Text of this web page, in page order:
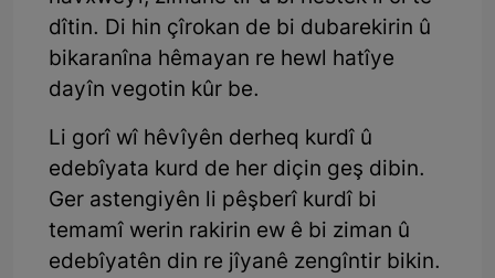
dîtin. Di hin çîrokan de bi dubarekirin û
bikaranîna hêmayan re hewl hatîye
dayîn vegotin kûr be.
Li gorî wî hêvîyên derheq kurdî û
edebîyata kurd de her diçin geş dibin.
Ger astengiyên li pêşberî kurdî bi
temamî werin rakirin ew ê bi ziman û
edebîyatên din re jîyanê zengîntir bikin.